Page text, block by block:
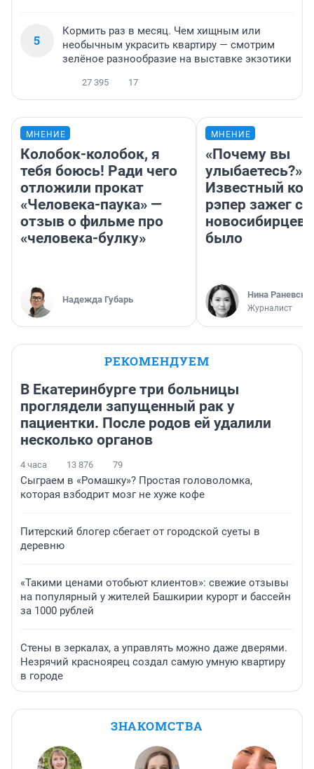
5
Кормить раз в месяц. Чем хищным или
необычным украсить квартиру — смотрим
зелёное разнообразие на выставке экзотики
27 395 17
МНЕНИЕ
Колобок-колобок, я
тебя боюсь! Ради чего
отложили прокат
«Человека-паука» —
отзыв о фильме про
«человека-булку»
Надежда Губарь
МНЕНИЕ
«Почему вы
улыбаетесь?»
Известный
рэпер зажег с
новосибирцев:
было
Нина
Журналист
РЕКОМЕНДУЕМ
В Екатеринбурге три больницы
проглядели запущенный рак у
пациентки. После родов ей удалили
несколько органов
4 часа 13 876 79
Сыграем в «Ромашку»? Простая головоломка,
которая взбодрит мозг не хуже кофе
Питерский блогер сбегает от городской суеты в
деревню
«Такими ценами отобьют клиентов»: свежие отзывы
на популярный у жителей Башкирии курорт и бассейн
за 1000 рублей
Стены в зеркалах, а управлять можно даже дверями.
Незрячий красноярец создал самую умную квартиру
в городе
ЗНАКОМСТВА